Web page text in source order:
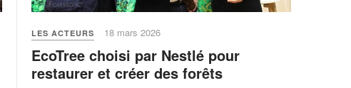
LES ACTEURS 18 mars 2026
EcoTree choisi par Nestlé pour
restaurer et créer des forêts